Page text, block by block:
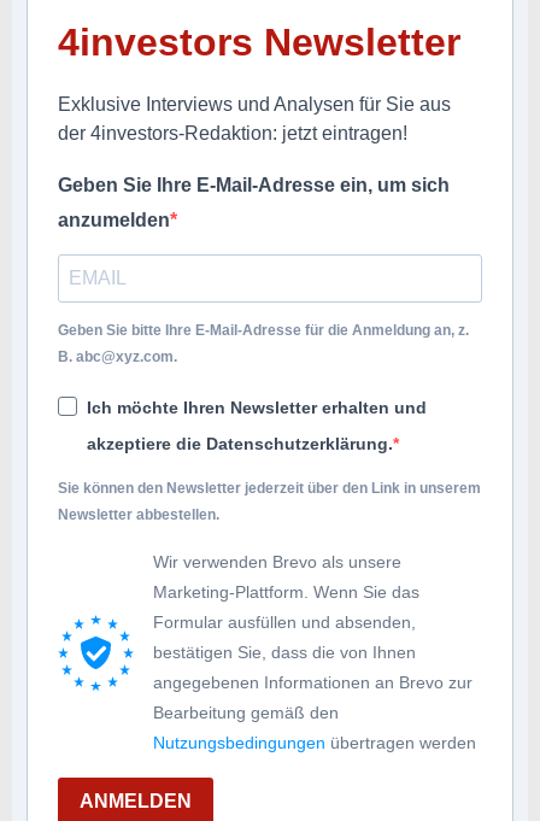
4investors Newsletter
Exklusive Interviews und Analysen für Sie aus
der 4investors-Redaktion: jetzt eintragen!
Geben Sie Ihre E-Mail-Adresse ein, um sich
anzumelden
Geben Sie bitte Ihre E-Mail-Adresse für die Anmeldung an, z.
B. abc@xyz.com.
Ich möchte Ihren Newsletter erhalten und
akzeptiere die Datenschutzerklärung.
Sie können den Newsletter jederzeit über den Link in unserem
Newsletter abbestellen.
Wir verwenden Brevo als unsere
Marketing-Plattform. Wenn Sie das
Formular ausfüllen und absenden,
bestätigen Sie, dass die von Ihnen
angegebenen Informationen an Brevo zur
Bearbeitung gemäß den
Nutzungsbedingungen übertragen werden
ANMELDEN